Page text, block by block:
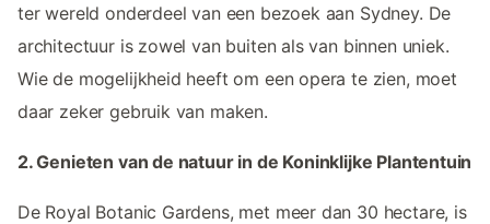
ter wereld onderdeel van een bezoek aan Sydney. De
architectuur is zowel van buiten als van binnen uniek.
Wie de mogelijkheid heeft om een opera te zien, moet
daar zeker gebruik van maken.
2. Genieten van de natuur in de Koninklijke Plantentuin
De Royal Botanic Gardens, met meer dan 30 hectare, is